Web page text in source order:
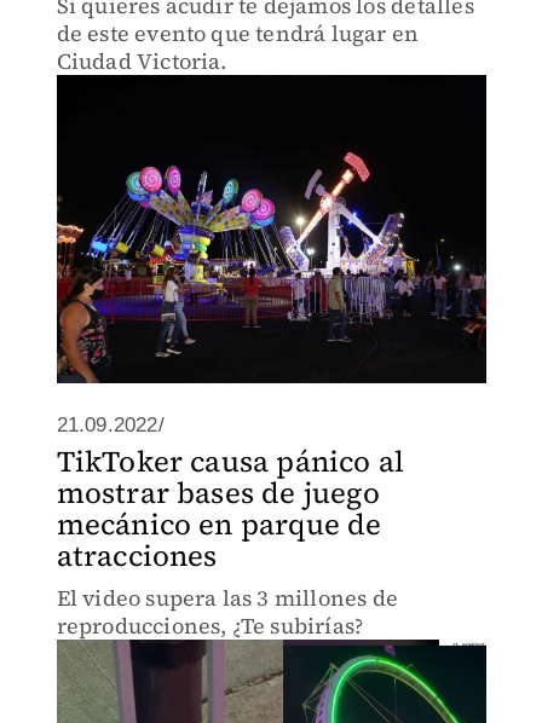
de este evento que tendrá lugar en
Ciudad Victoria.
21.09.2022/
TikToker causa pánico al
mostrar bases de juego
mecánico en parque de
atracciones
El video supera las 3 millones de
reproducciones, ¿Te subirías?